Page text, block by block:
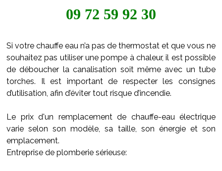
09 72 59 92 30
Si votre chauffe eau n’a pas de thermostat et que vous ne
souhaitez pas utiliser une pompe à chaleur, il est possible
de déboucher la canalisation soit même avec un tube
torches. Il est important de respecter les consignes
d’utilisation, afin d’éviter tout risque d’incendie.
Le prix d'un remplacement de chauffe-eau électrique
varie selon son modèle, sa taille, son énergie et son
emplacement.
Entreprise de plomberie sérieuse: